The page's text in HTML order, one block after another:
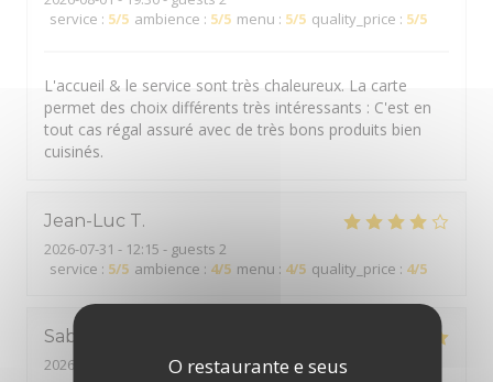
O restaurante e seus
service : 5/5 ambience : 5/5 menu : 5/5 quality_price : 5/5
L'accueil & le service sont très chaleureux. La carte
permet des choix différents très intéressants : C'est en
tout cas régal assuré avec de très bons produits bien
cuisinés.
Jean-Luc T
2026-07-31 - 12:15 - guests 2
service : 5/5 ambience : 4/5 menu : 4/5 quality_price : 4/5
Sabrina
2026-07-30
- 19:30 - guests 2